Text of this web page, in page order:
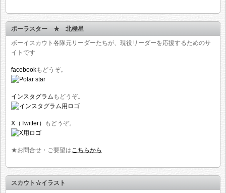
ポーラスター ★ 北極星
ボーイスカウト各隊元リーダーたちが、現役リーダーを応援するためのサ
イトです
facebookもどうぞ。
インスタグラム もどうぞ。
X（Twitter） もどうぞ。
★お問合せ・ご要望はこちらから
スカウト☆イラスト